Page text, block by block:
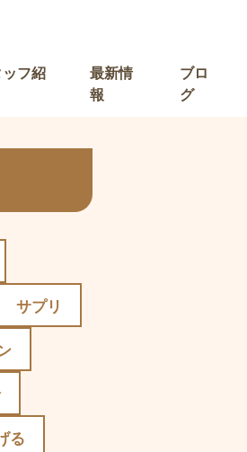
フ紹
最新情
報
ブロ
グ
サプリ
る